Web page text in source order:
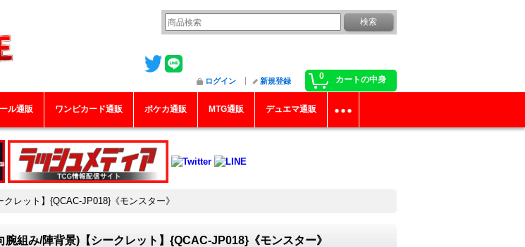
0 カートの中身
ログイン 新規登録
ル通販 ワンピカード通販 ポケカ通販 MTG通販 デュエマ通販
レット】{QCAC-JP018}《モンスター》
腕組み/陣背景)【シークレット】{QCAC-JP018}《モンスター》